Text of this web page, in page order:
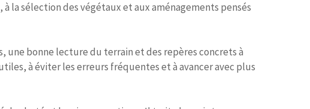
la sélection des végétaux et aux aménagements pensés
une bonne lecture du terrain et des repères concrets à
à éviter les erreurs fréquentes et à avancer avec plus